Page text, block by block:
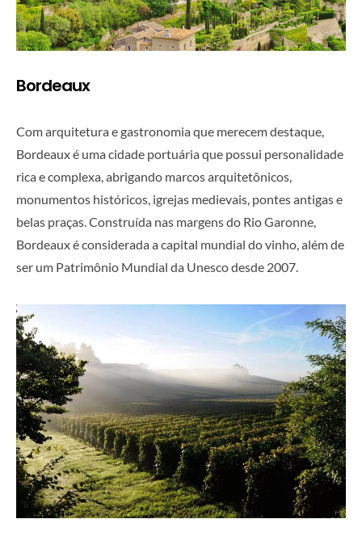
Bordeaux
Com arquitetura e gastronomia que merecem destaque,
Bordeaux é uma cidade portuária que possui personalidade
rica e complexa, abrigando marcos arquitetônicos,
monumentos históricos, igrejas medievais, pontes antigas e
belas praças. Construída nas margens do Rio Garonne,
Bordeaux é considerada a capital mundial do vinho, além de
ser um Patrimônio Mundial da Unesco desde 2007.